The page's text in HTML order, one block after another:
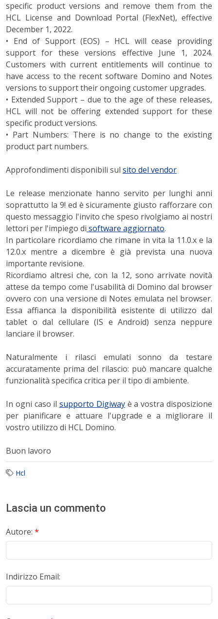
specific product versions and remove them from the
HCL License and Download Portal (FlexNet), effective
December 1, 2022.
• End of Support (EOS) – HCL will cease providing
support for these versions effective June 1, 2024.
Customers with current entitlements will continue to
have access to the recent software Domino and Notes
versions to support their ongoing customer upgrades.
• Extended Support – due to the age of these releases,
HCL will not be offering extended support for these
specific product versions.
• Part Numbers: There is no change to the existing
product part numbers.
Approfondimenti disponibili sul sito del vendor
Le release menzionate hanno servito per lunghi anni
soprattutto la 9! ed è sicuramente giusto rafforzare con
questo messaggio l'invito che speso rivolgiamo ai nostri
lettori per l'impiego di software aggiornato.
In particolare ricordiamo che rimane in vita la 11.0.x e la
12.0.x mentre a dicembre è già prevista una nuova
importante revisione.
Ricordiamo altresi che, con la 12, sono arrivate novità
attese da tempo come l'usabilità di Domino dal browser
ovvero con una versione di Notes emulata nel browser.
Essa affianca la disponibilità esistente di utilizzo dal
tablet o dal cellulare (IS e Android) senza neppure
lanciare il browser.
Naturalmente i rilasci emulati sonno da testare
accuratamente prima del rilascio: può mancare qualche
funzionalità specifica critica per il tipo di ambiente.
In ogni caso ilsupporto Digiway è a vostra disposizione
per pianificare e attuare l'upgrade e a migliorare il
vostro utilizzo di HCL Domino.
Buon lavoro
Hcl
Lascia un commento
Autore: *
Indirizzo Email: